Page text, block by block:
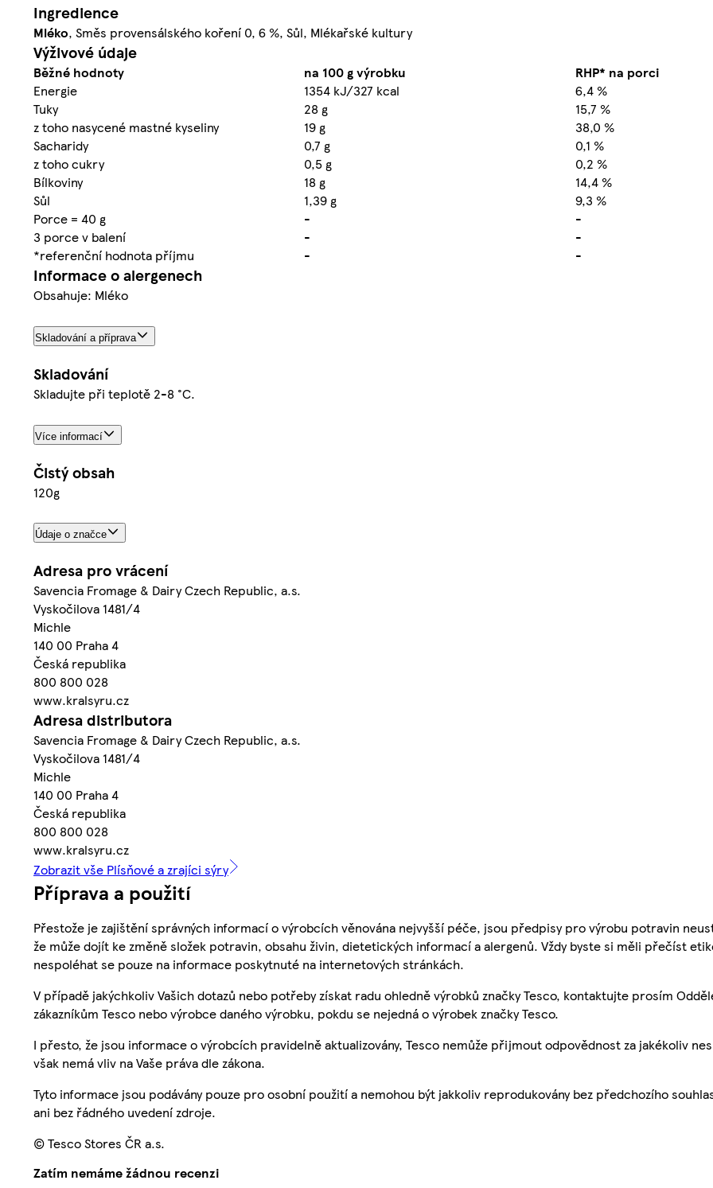
Ingredience
Mléko, Směs provensálského koření 0, 6 %, Sůl, Mlékařské kultury
Výživové údaje
Běžné hodnoty na 100 g výrobku
RHP* na porci
Energie
1354 kJ/327 kcal
6,4 %
Tuky
28 g
15,7 %
z toho nasycené mastné kyseliny
19 g
38,0 %
Sacharidy
0,7 g
0,1 %
z toho cukry
0,5 g
0,2 %
Bílkoviny
18 g
14,4 %
Sůl
1,39 g
9,3 %
Porce = 40 g
-
-
3 porce v balení
-
-
*referenční hodnota příjmu
- -
Informace o alergenech
Obsahuje: Mléko
Skladování a příprava
Skladování
Skladujte při teplotě 2-8 °C.
Více informací
Čistý obsah
120g
Údaje o značce
Adresa pro vrácení
Savencia Fromage & Dairy Czech Republic, a.s.
Vyskočilova 1481/4
Michle
140 00 Praha 4
Česká republika
800 800 028
www.kralsyru.cz
Adresa distributora
Savencia Fromage & Dairy Czech Republic, a.s.
Vyskočilova 1481/4
Michle
140 00 Praha 4
Česká republika
800 800 028
www.kralsyru.cz
Zobrazit vše Plísňové a zrajíci sýry
Příprava a použití
Přestože je zajištění správných informací o výrobcích věnována nejvyšší péče, jsou předpisy pro výrobu potravin
že může dojít ke změně složek potravin, obsahu živin, dietetických informací a alergenů. Vždy byste si měli přečíst
nespoléhat se pouze na informace poskytnuté na internetových stránkách.
V případě jakýchkoliv Vašich dotazů nebo potřeby získat radu ohledně výrobků značky Tesco, kontaktujte prosím
zákazníkům Tesco nebo výrobce daného výrobku, pokdu se nejedná o výrobek značky Tesco.
I přesto, že jsou informace o výrobcích pravidelně aktualizovány, Tesco nemůže přijmout odpovědnost za jakékoliv
však nemá vliv na Vaše práva dle zákona.
Tyto informace jsou podávány pouze pro osobní použití a nemohou být jakkoliv reprodukovány bez předchozího
ani bez řádného uvedení zdroje.
© Tesco Stores ČR a.s.
Zatím nemáme žádnou recenzi